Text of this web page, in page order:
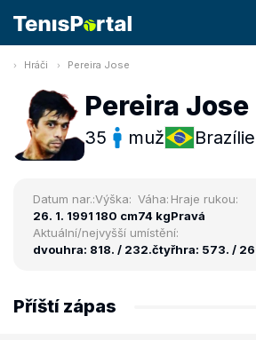
Hráči Pereira Jose
Pereira Jose
35 muž Brazílie
Datum nar.:
26. 1. 1991
Výška:
180 cm
Váha:
74 kg
Hraje rukou:
Pravá
Aktuální/nejvyšší umístění:
dvouhra: 818. / 232.čtyřhra: 573. /
Příští zápas